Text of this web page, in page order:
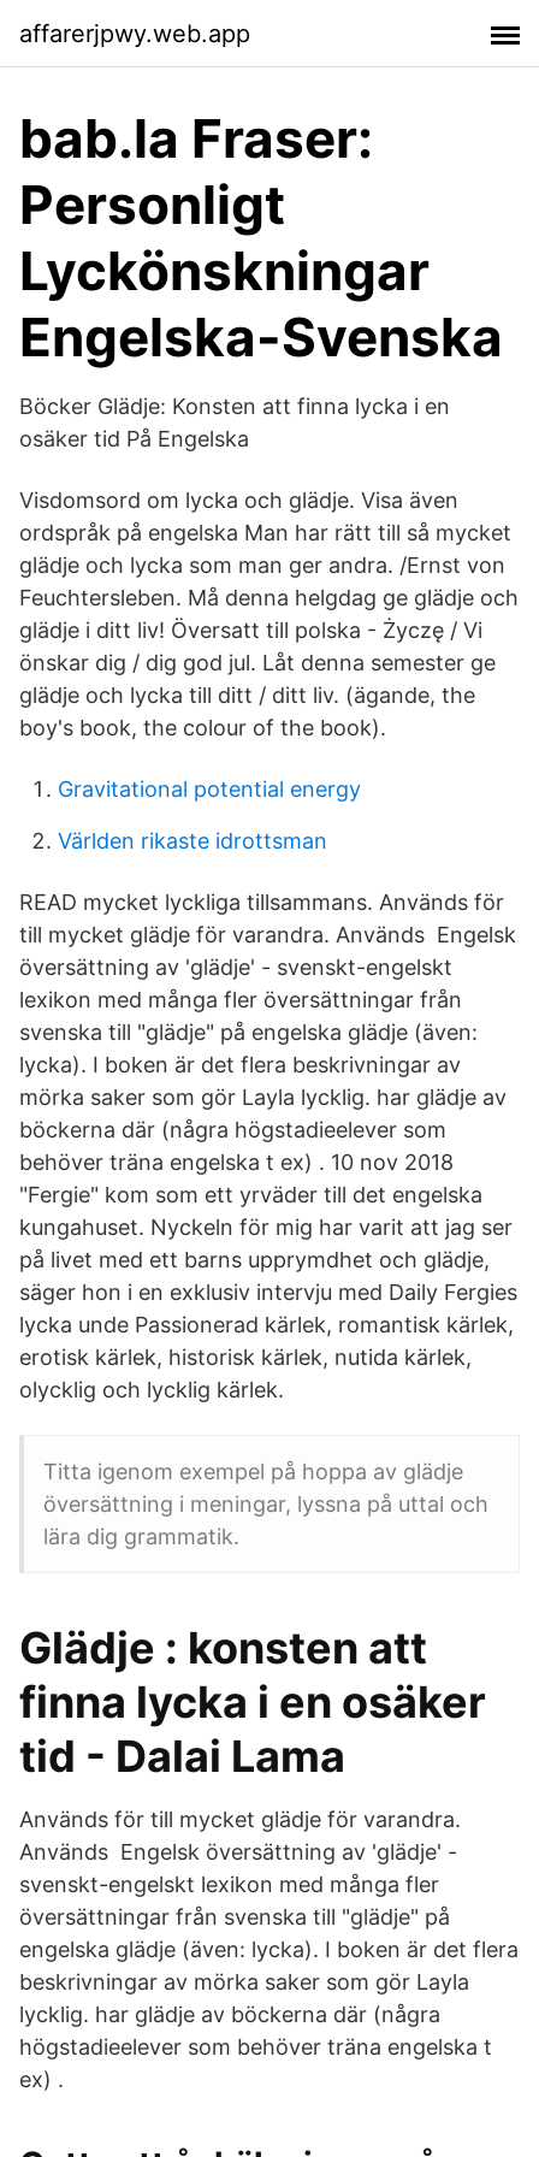
affarerjpwy.web.app
bab.la Fraser:
Personligt
Lyckönskningar
Engelska-Svenska
Böcker Glädje: Konsten att finna lycka i en
osäker tid På Engelska
Visdomsord om lycka och glädje. Visa även
ordspråk på engelska Man har rätt till så mycket
glädje och lycka som man ger andra. /Ernst von
Feuchtersleben. Må denna helgdag ge glädje och
glädje i ditt liv! Översatt till polska - Życzę / Vi
önskar dig / dig god jul. Låt denna semester ge
glädje och lycka till ditt / ditt liv. (ägande, the
boy's book, the colour of the book).
Gravitational potential energy
Världen rikaste idrottsman
READ mycket lyckliga tillsammans. Används för
till mycket glädje för varandra. Används Engelsk
översättning av 'glädje' - svenskt-engelskt
lexikon med många fler översättningar från
svenska till "glädje" på engelska glädje (även:
lycka). I boken är det flera beskrivningar av
mörka saker som gör Layla lycklig. har glädje av
böckerna där (några högstadieelever som
behöver träna engelska t ex) . 10 nov 2018
"Fergie" kom som ett yrväder till det engelska
kungahuset. Nyckeln för mig har varit att jag ser
på livet med ett barns upprymdhet och glädje,
säger hon i en exklusiv intervju med Daily Fergies
lycka unde Passionerad kärlek, romantisk kärlek,
erotisk kärlek, historisk kärlek, nutida kärlek,
olycklig och lycklig kärlek.
Titta igenom exempel på hoppa av glädje
översättning i meningar, lyssna på uttal och
lära dig grammatik.
Glädje : konsten att
finna lycka i en osäker
tid - Dalai Lama
Används för till mycket glädje för varandra.
Används Engelsk översättning av 'glädje' -
svenskt-engelskt lexikon med många fler
översättningar från svenska till "glädje" på
engelska glädje (även: lycka). I boken är det flera
beskrivningar av mörka saker som gör Layla
lycklig. har glädje av böckerna där (några
högstadieelever som behöver träna engelska t
ex) .